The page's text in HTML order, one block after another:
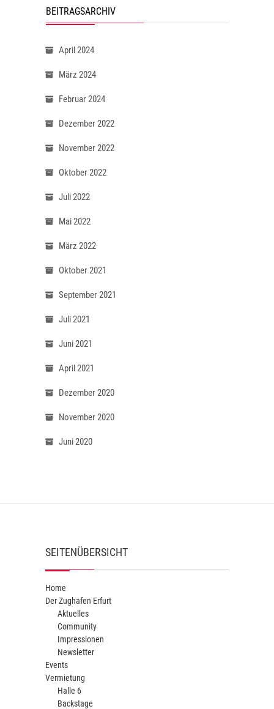
BEITRAGSARCHIV
April 2024
März 2024
Februar 2024
Dezember 2022
November 2022
Oktober 2022
Juli 2022
Mai 2022
März 2022
Oktober 2021
September 2021
Juli 2021
Juni 2021
April 2021
Dezember 2020
November 2020
Juni 2020
SEITENÜBERSICHT
Home
Der Zughafen Erfurt
Aktuelles
Community
Impressionen
Newsletter
Events
Vermietung
Halle 6
Backstage